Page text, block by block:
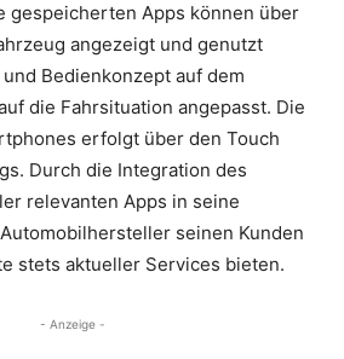
gespeicherten Apps können über
angezeigt und genutzt
Bedienkonzept auf dem
die Fahrsituation angepasst. Die
erfolgt über den Touch
Durch die Integration des
relevanten Apps in seine
seinen Kunden
stets aktueller Services bieten.
- Anzeige -